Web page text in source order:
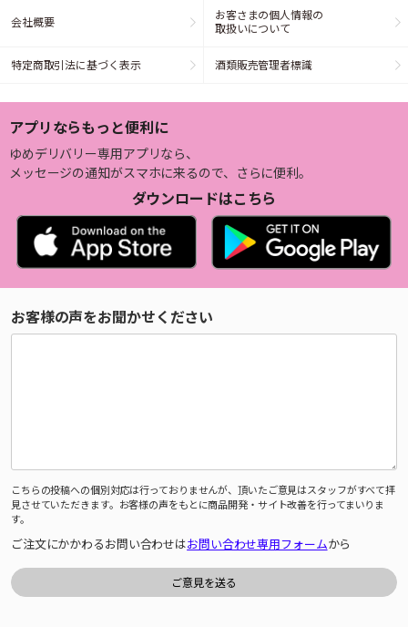
会社概要
お客さまの個人情報の
取扱いについて
特定商取引法に基づく表示 酒類販売管理者標識
アプリならもっと便利に
ゆめデリバリー専用アプリなら、
メッセージの通知がスマホに来るので、さらに便利。
ダウンロードはこちら
お客様の声をお聞かせください
こちらの投稿への個別対応は行っておりませんが、頂いたご意見はスタッフがすべて拝
見させていただきます。お客様の声をもとに商品開発・サイト改善を行ってまいりま
す。
ご注文にかかわるお問い合わせはお問い合わせ専用フォームから